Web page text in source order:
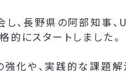
、長野県の阿部知事
的にスタートしました。
強化や、実践的な課題